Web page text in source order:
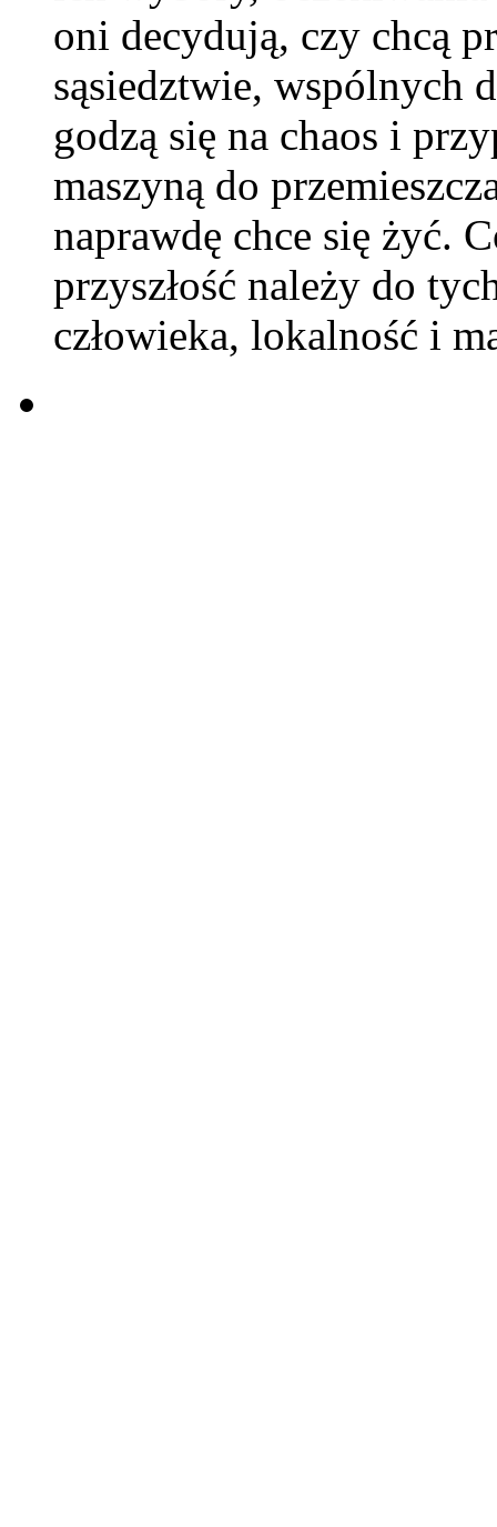
oni decydują, czy chcą
sąsiedztwie, wspólnych
godzą się na chaos i
maszyną do
naprawdę chce się żyć.
przyszłość należy do
człowieka, lokalność i